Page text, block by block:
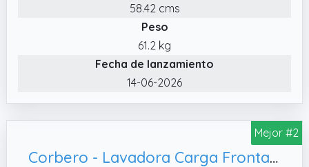
58.42 cms
Peso
61.2 kg
Fecha de lanzamiento
14-06-2026
Mejor #2
Corbero - Lavadora Carga Frontal | CLT9BL1423 | 9 Kg | 1400 Rpm Inverter | 16 Programas | Vapor | Inicio Diferido | Lavado Rápido | Puerta XXL | Blanco